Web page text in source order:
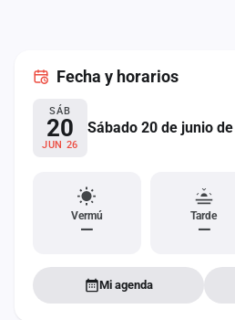
Fecha y horarios
SÁB
20
JUN 26
Sábado 20 de junio
Vermú
—
Tarde
—
Mi agenda